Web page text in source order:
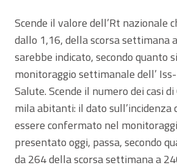
Scende il valore dell’Rt nazionale
dallo 1,16, della scorsa settimana a
sarebbe indicato, secondo quanto
monitoraggio settimanale dell’
Salute. Scende il numero dei casi
mila abitanti: il dato sull’incidenza
essere confermato nel
presentato oggi, passa, secondo
da 264 della scorsa settimana a